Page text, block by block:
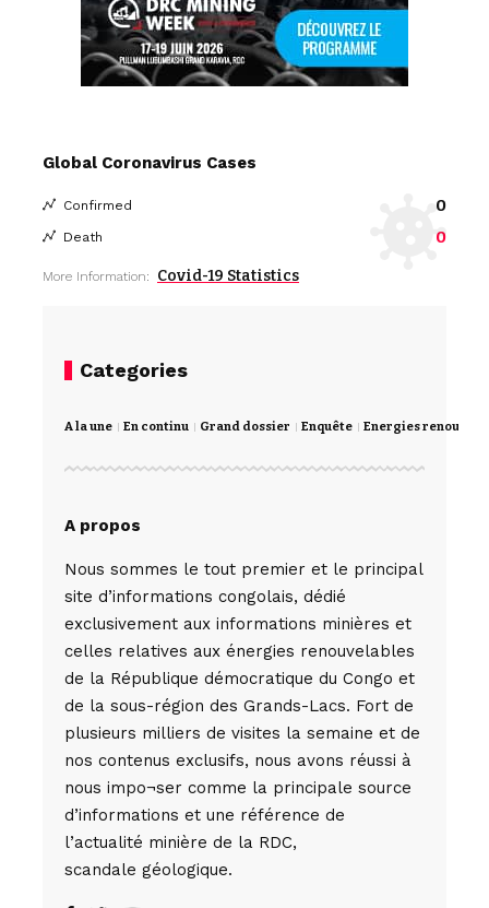
Global Coronavirus Cases
Confirmed 0
Death 0
More Information: Covid-19 Statistics
Categories
A la une En continu Grand dossier Enquête Energies
A propos
Nous sommes le tout premier et le principal
site d’informations congolais, dédié
exclusivement aux informations minières et
celles relatives aux énergies renouvelables
de la République démocratique du Congo et
de la sous-région des Grands-Lacs. Fort de
plusieurs milliers de visites la semaine et de
nos contenus exclusifs, nous avons réussi à
nous impo¬ser comme la principale source
d’informations et une référence de
l’actualité minière de la RDC,
scandale géologique.